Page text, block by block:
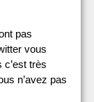
pas
vous
c’est très
n’avez pas